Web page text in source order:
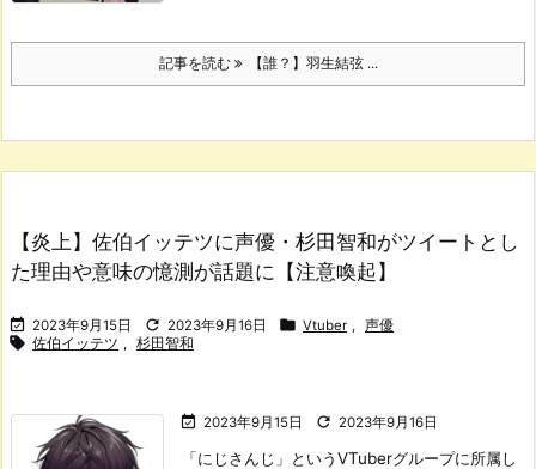
記事を読む 【誰？】羽生結弦 ...
【炎上】佐伯イッテツに声優・杉田智和がツイートとし
た理由や意味の憶測が話題に【注意喚起】
 2023年9月15日  2023年9月16日  Vtuber , 声優
 佐伯イッテツ , 杉田智和
 2023年9月15日  2023年9月16日
「にじさんじ」というVTuberグループに所属し